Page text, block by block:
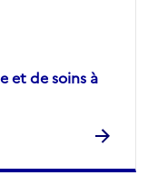
et de soins à